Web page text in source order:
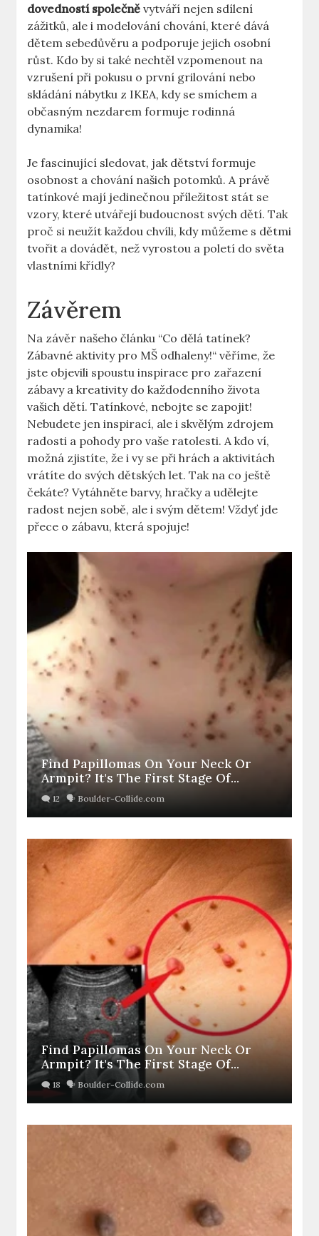
dovedností společně vytváří nejen sdílení‍
zážitků, ale ⁣i modelování chování, které dává⁤
dětem sebedůvěru ⁣a podporuje jejich osobní
růst. Kdo by si také nechtěl vzpomenout na⁢
vzrušení⁤ při pokusu⁤ o ⁤první grilování nebo
⁤skládání nábytku z IKEA, kdy se smíchem a
občasným nezdarem ‌formuje rodinná
dynamika!
Je fascinující⁤ sledovat, jak dětství formuje
osobnost a⁤ chování našich ⁣potomků. A právě‌
tatínkové mají jedinečnou příležitost ⁢stát ⁣se
vzory, které utvářejí budoucnost svých dětí. Tak
proč si neužít každou chvíli, kdy ‌můžeme s dětmi
tvořit a dovádět, než vyrostou a poletí do‌ světa‍
vlastními křídly?
Závěrem
Na závěr našeho článku ⁣“Co‌ dělá tatínek?
⁣Zábavné⁢ aktivity pro MŠ odhaleny!“ věříme, že
jste objevili spoustu inspirace pro zařazení
zábavy a kreativity ‌do každodenního života‌
vašich‌ dětí. ⁢Tatínkové, nebojte se ⁣zapojit!
Nebudete⁣ jen inspirací, ale⁣ i ⁢skvělým​ zdrojem
radosti a pohody pro vaše ⁤ratolesti. A kdo ví,⁢
možná zjistíte, že i vy se při⁢ hrách ⁣a ‍aktivitách⁢
vrátíte ⁢do svých dětských let. Tak na co ještě‍
čekáte? Vytáhněte barvy, hračky⁣ a ‌udělejte
radost nejen ‍sobě, ale i svým dětem! Vždyť ⁢jde
‍přece‌ o zábavu, která spojuje!
Find Papillomas On Your Neck Or
Armpit? It's The First Stage Of...
Find Papillomas On Your Neck Or
Armpit? It's The First Stage Of...